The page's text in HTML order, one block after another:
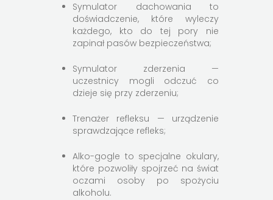
Symulator dachowania to
doświadczenie, które wyleczy
każdego, kto do tej pory nie
zapinał pasów bezpieczeństwa;
Symulator zderzenia —
uczestnicy mogli odczuć co
dzieje się przy zderzeniu;
Trenażer refleksu — urządzenie
sprawdzające refleks;
Alko-gogle to specjalne okulary,
które pozwoliły spojrzeć na świat
oczami osoby po spożyciu
alkoholu.